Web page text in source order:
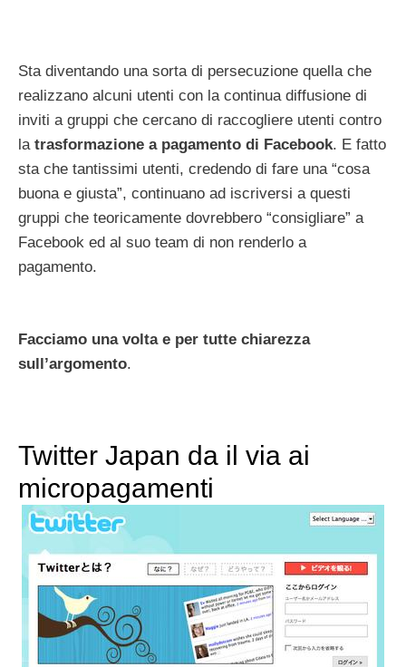
Sta diventando una sorta di persecuzione quella che
realizzano alcuni utenti con la continua diffusione di
inviti a gruppi che cercano di raccogliere utenti contro
la trasformazione a pagamento di Facebook. E fatto
sta che tantissimi utenti, credendo di fare una “cosa
buona e giusta”, continuano ad iscriversi a questi
gruppi che teoricamente dovrebbero “consigliare” a
Facebook ed al suo team di non renderlo a
pagamento.
Facciamo una volta e per tutte chiarezza
sull’argomento.
Twitter Japan da il via ai
micropagamenti